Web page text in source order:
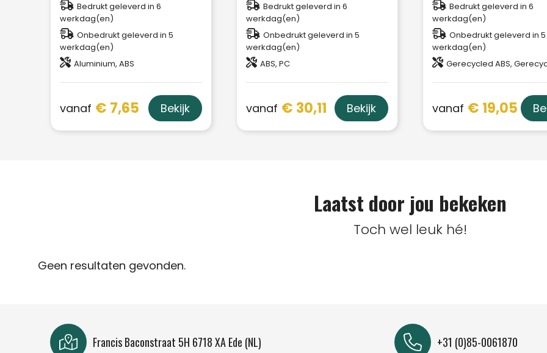
Bedrukt geleverd in 6
werkdag(en)
Onbedrukt geleverd in 5
werkdag(en)
Aluminium, ABS
vanaf € 7,65 Bekijk
Bedrukt geleverd in 6
werkdag(en)
Onbedrukt geleverd in 5
werkdag(en)
ABS, PC
vanaf € 30,11 Bekijk
Bedrukt geleverd in 6
werkdag(en)
Onbedrukt geleverd in 5
werkdag(en)
Gerecycled ABS,
vanaf € 19,05
Laatst door jou bekeken
Toch wel leuk hé!
Geen resultaten gevonden.
Francis Baconstraat 5H 6718 XA Ede (NL) +31 (0)85-0061870